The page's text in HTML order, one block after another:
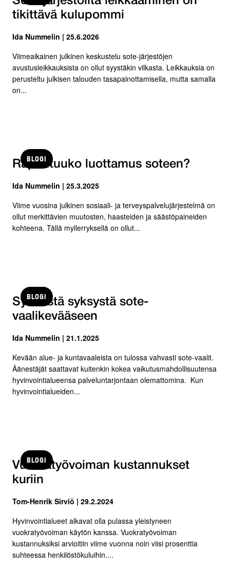
tikittävä kulupommi
Ida Nummelin | 25.6.2026
Viimeaikainen julkinen keskustelu sote-järjestöjen
avustusleikkauksista on ollut syystäkin vilkasta. Leikkauksia on
perusteltu julkisen talouden tasapainottamisella, mutta samalla
on...
BLOGI
Rapautuuko luottamus soteen?
Ida Nummelin | 25.3.2025
Viime vuosina julkinen sosiaali- ja terveyspalvelujärjestelmä on
ollut merkittävien muutosten, haasteiden ja säästöpaineiden
kohteena. Tällä myllerryksellä on ollut...
BLOGI
Synkästä syksystä sote-
vaalikevääseen
Ida Nummelin | 21.1.2025
Kevään alue- ja kuntavaaleista on tulossa vahvasti sote-vaalit.
Äänestäjät saattavat kuitenkin kokea vaikutusmahdollisuutensa
hyvinvointialueensa palveluntarjontaan olemattomina. Kun
hyvinvointialueiden...
BLOGI
Vuokratyövoiman kustannukset
kuriin
Tom-Henrik Sirviö | 29.2.2024
Hyvinvointialueet alkavat olla pulassa yleistyneen
vuokratyövoiman käytön kanssa. Vuokratyövoiman
kustannuksiksi arvioitiin viime vuonna noin viisi prosenttia
suhteessa henkilöstökuluihin....